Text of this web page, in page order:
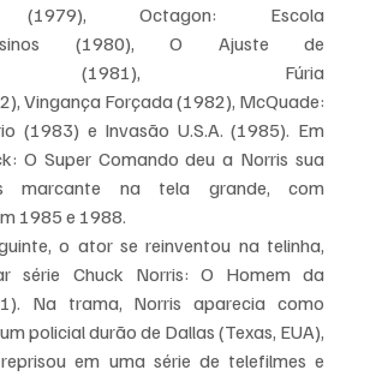
(1979), Octagon: Escola
(1980), O Ajuste de
(1981), Fúria
Vingança Forçada (1982), McQuade:
(1983) e Invasão U.S.A. (1985). Em
O Super Comando deu a Norris sua
marcante na tela grande, com
1985 e 1988.
o ator se reinventou na telinha,
série Chuck Norris: O Homem da
Na trama, Norris aparecia como
policial durão de Dallas (Texas, EUA),
em uma série de telefilmes e